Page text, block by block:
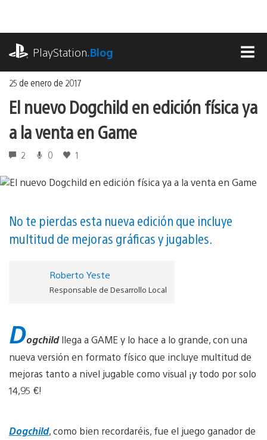
contenido
PlayStation.Blog
25 de enero de 2017
El nuevo Dogchild en edición física ya
a la venta en Game
2 0 1
No te pierdas esta nueva edición que incluye
multitud de mejoras gráficas y jugables.
Roberto Yeste
Responsable de Desarrollo Local
Dogchildllega a GAME y lo hace a lo grande, con una
nueva versión en formato físico que incluye multitud de
mejoras tanto a nivel jugable como visual ¡y todo por solo
14,95 €!
Dogchild, como bien recordaréis, fue el juego ganador de